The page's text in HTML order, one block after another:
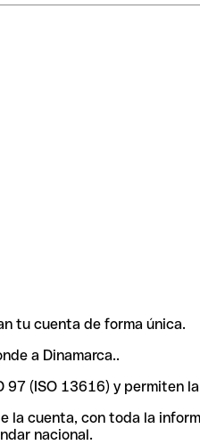
tu cuenta de forma única.
a Dinamarca..
(ISO 13616) y permiten
cuenta, con toda la
nacional.